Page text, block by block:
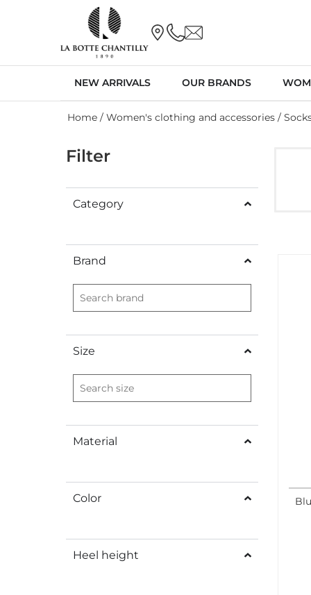
NEW ARRIVALS OUR BRANDS
Home / Women's clothing and accessories /
Filter
Category
Brand
Size
Material
Color
Heel height